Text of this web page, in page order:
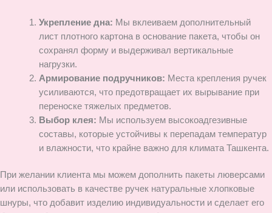
Укрепление дна: Мы вклеиваем дополнительный
лист плотного картона в основание пакета, чтобы он
сохранял форму и выдерживал вертикальные
нагрузки.
Армирование подручников: Места крепления ручек
усиливаются, что предотвращает их вырывание при
переноске тяжелых предметов.
Выбор клея: Мы используем высокоадгезивные
составы, которые устойчивы к перепадам температур
и влажности, что крайне важно для климата Ташкента.
При желании клиента мы можем дополнить пакеты люверсами
или использовать в качестве ручек натуральные хлопковые
шнуры, что добавит изделию индивидуальности и сделает его